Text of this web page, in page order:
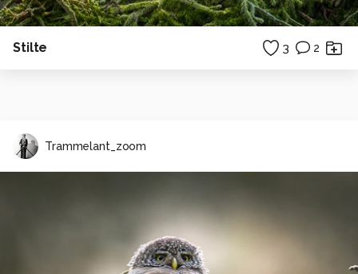
Stilte 3 2
Trammelant_zoom